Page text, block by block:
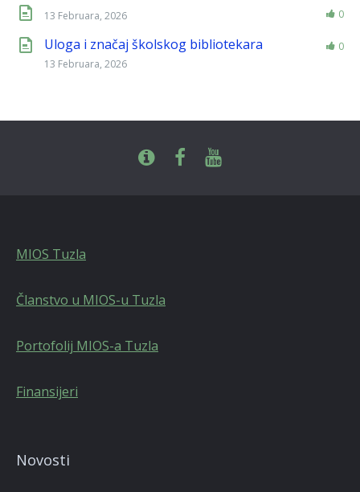
13 Februara, 2026 0
Uloga i značaj školskog bibliotekara
13 Februara, 2026
0
MIOS Tuzla
Članstvo u MIOS-u Tuzla
Portofolij MIOS-a Tuzla
Finansijeri
Novosti